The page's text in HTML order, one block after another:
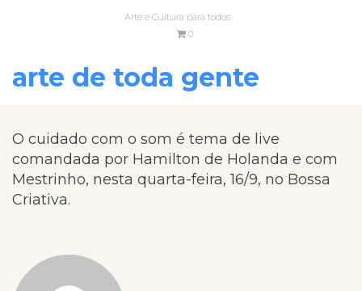
Arte e Cultura para todos
0
arte de toda gente
O cuidado com o som é tema de live
comandada por Hamilton de Holanda e com
Mestrinho, nesta quarta-feira, 16/9, no Bossa
Criativa.